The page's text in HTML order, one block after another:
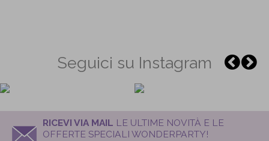
Seguici su Instagram
RICEVI VIA MAIL LE ULTIME NOVITÀ E LE
OFFERTE SPECIALI WONDERPARTY!